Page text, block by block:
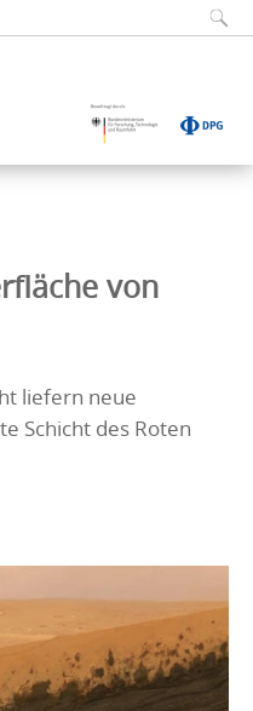
von
liefern neue
Schicht des Roten